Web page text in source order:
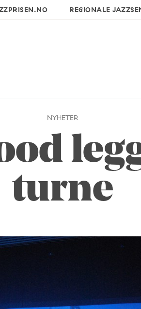
REGIONALE
NYHETER
turne